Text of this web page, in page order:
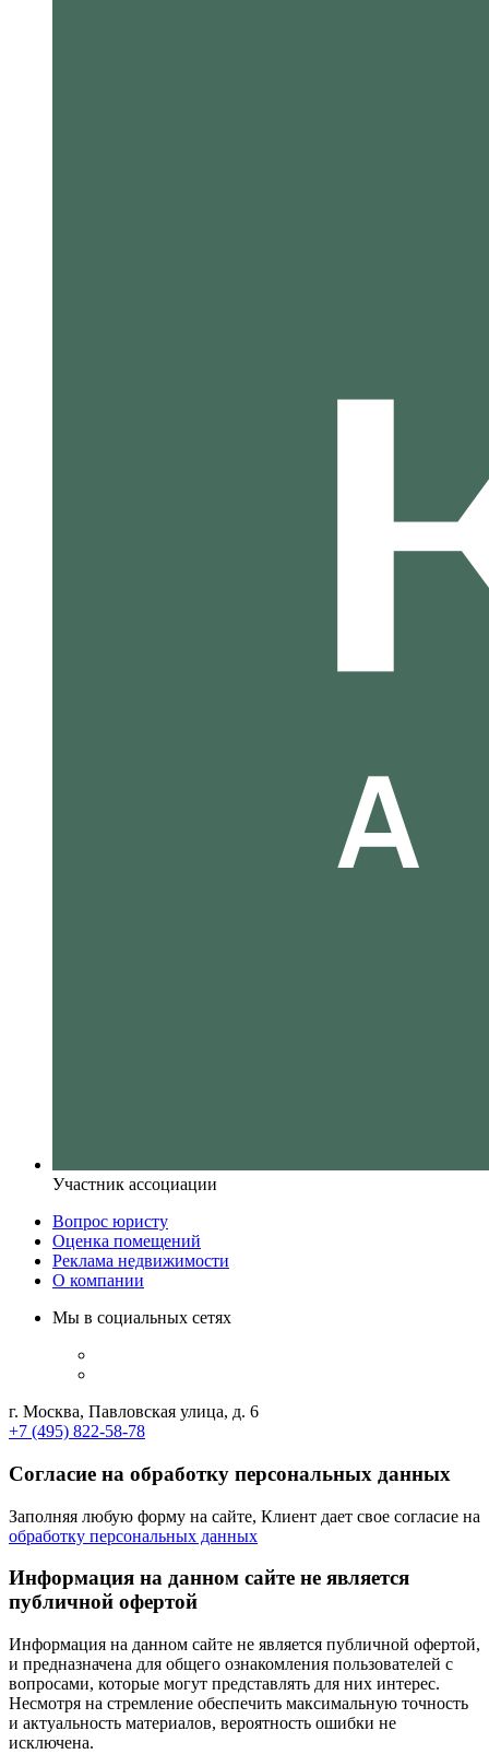
Участник ассоциации
Вопрос юристу
Оценка помещений
Реклама недвижимости
О компании
Мы в социальных сетях
г. Москва, Павловская улица, д. 6
+7 (495) 822-58-78
Согласие на обработку персональных данных
Заполняя любую форму на сайте, Клиент дает свое согласие на
обработку персональных данных
Информация на данном сайте не является
публичной офертой
Информация на данном сайте не является публичной офертой,
и предназначена для общего ознакомления пользователей с
вопросами, которые могут представлять для них интерес.
Несмотря на стремление обеспечить максимальную точность
и актуальность материалов, вероятность ошибки не
исключена.